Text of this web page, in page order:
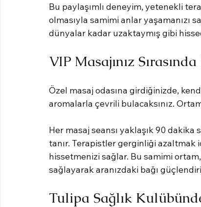
Bu paylaşımlı deneyim, yetenekli
olmasıyla samimi anlar yaşamanızı
dünyalar kadar uzaktaymış gibi
VIP Masajınız
Özel masaj odasına girdiğinizde,
aromalarla çevrili bulacaksınız.
Her masaj seansı yaklaşık 90
tanır. Terapistler gerginliği
hissetmenizi sağlar. Bu samimi ortam,
sağlayarak aranızdaki bağı
Tulipa Sağlık